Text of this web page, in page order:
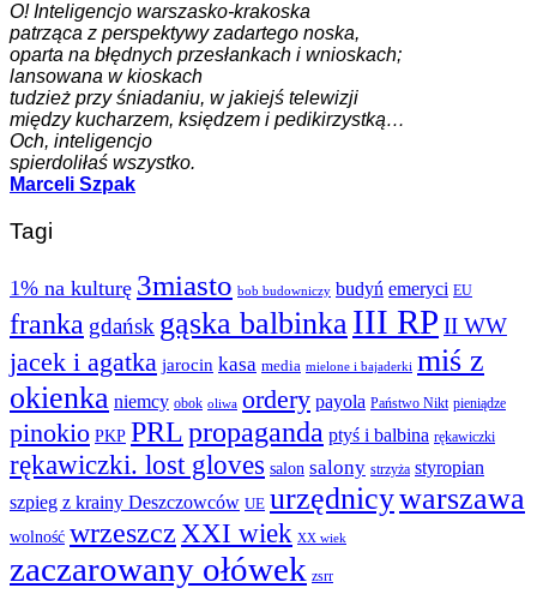
O! Inteligencjo warszasko-krakoska
patrząca z perspektywy zadartego noska,
oparta na błędnych przesłankach i wnioskach;
lansowana w kioskach
tudzież przy śniadaniu, w jakiejś telewizji
między kucharzem, księdzem i pedikirzystką…
Och, inteligencjo
spierdoliłaś wszystko.
Marceli Szpak
Tagi
1% na kulturę 3miasto bob budowniczy budyń emeryci EU
franka gdańsk gąska balbinka III RP II WW
jacek i agatka jarocin kasa media mielone i bajaderki miś z
okienka niemcy obok oliwa ordery payola Państwo Nikt pieniądze
pinokio PKP PRLpropaganda ptyś i balbina rękawiczki
rękawiczki. lost gloves salon salony strzyża styropian
szpieg z krainy Deszczowców UE urzędnicywarszawa
wolność wrzeszcz XXI wiek XX wiek
zaczarowany ołówek zsrr